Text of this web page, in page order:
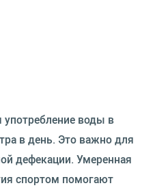
воды в
в день. Это важно для
дефекации. Умеренная
спортом помогают